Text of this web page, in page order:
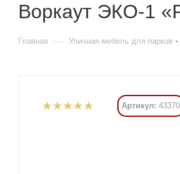
Воркаут ЭКО-1
Главная — Уличная мебель для парков
Артикул: 43370